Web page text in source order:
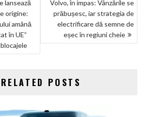
lansează
origine:
amână
în UE”
Volvo, în impas: Vânzările se
prăbușesc, iar strategia de
electrificare dă semne de
eșec în regiuni cheie
RELATED POSTS